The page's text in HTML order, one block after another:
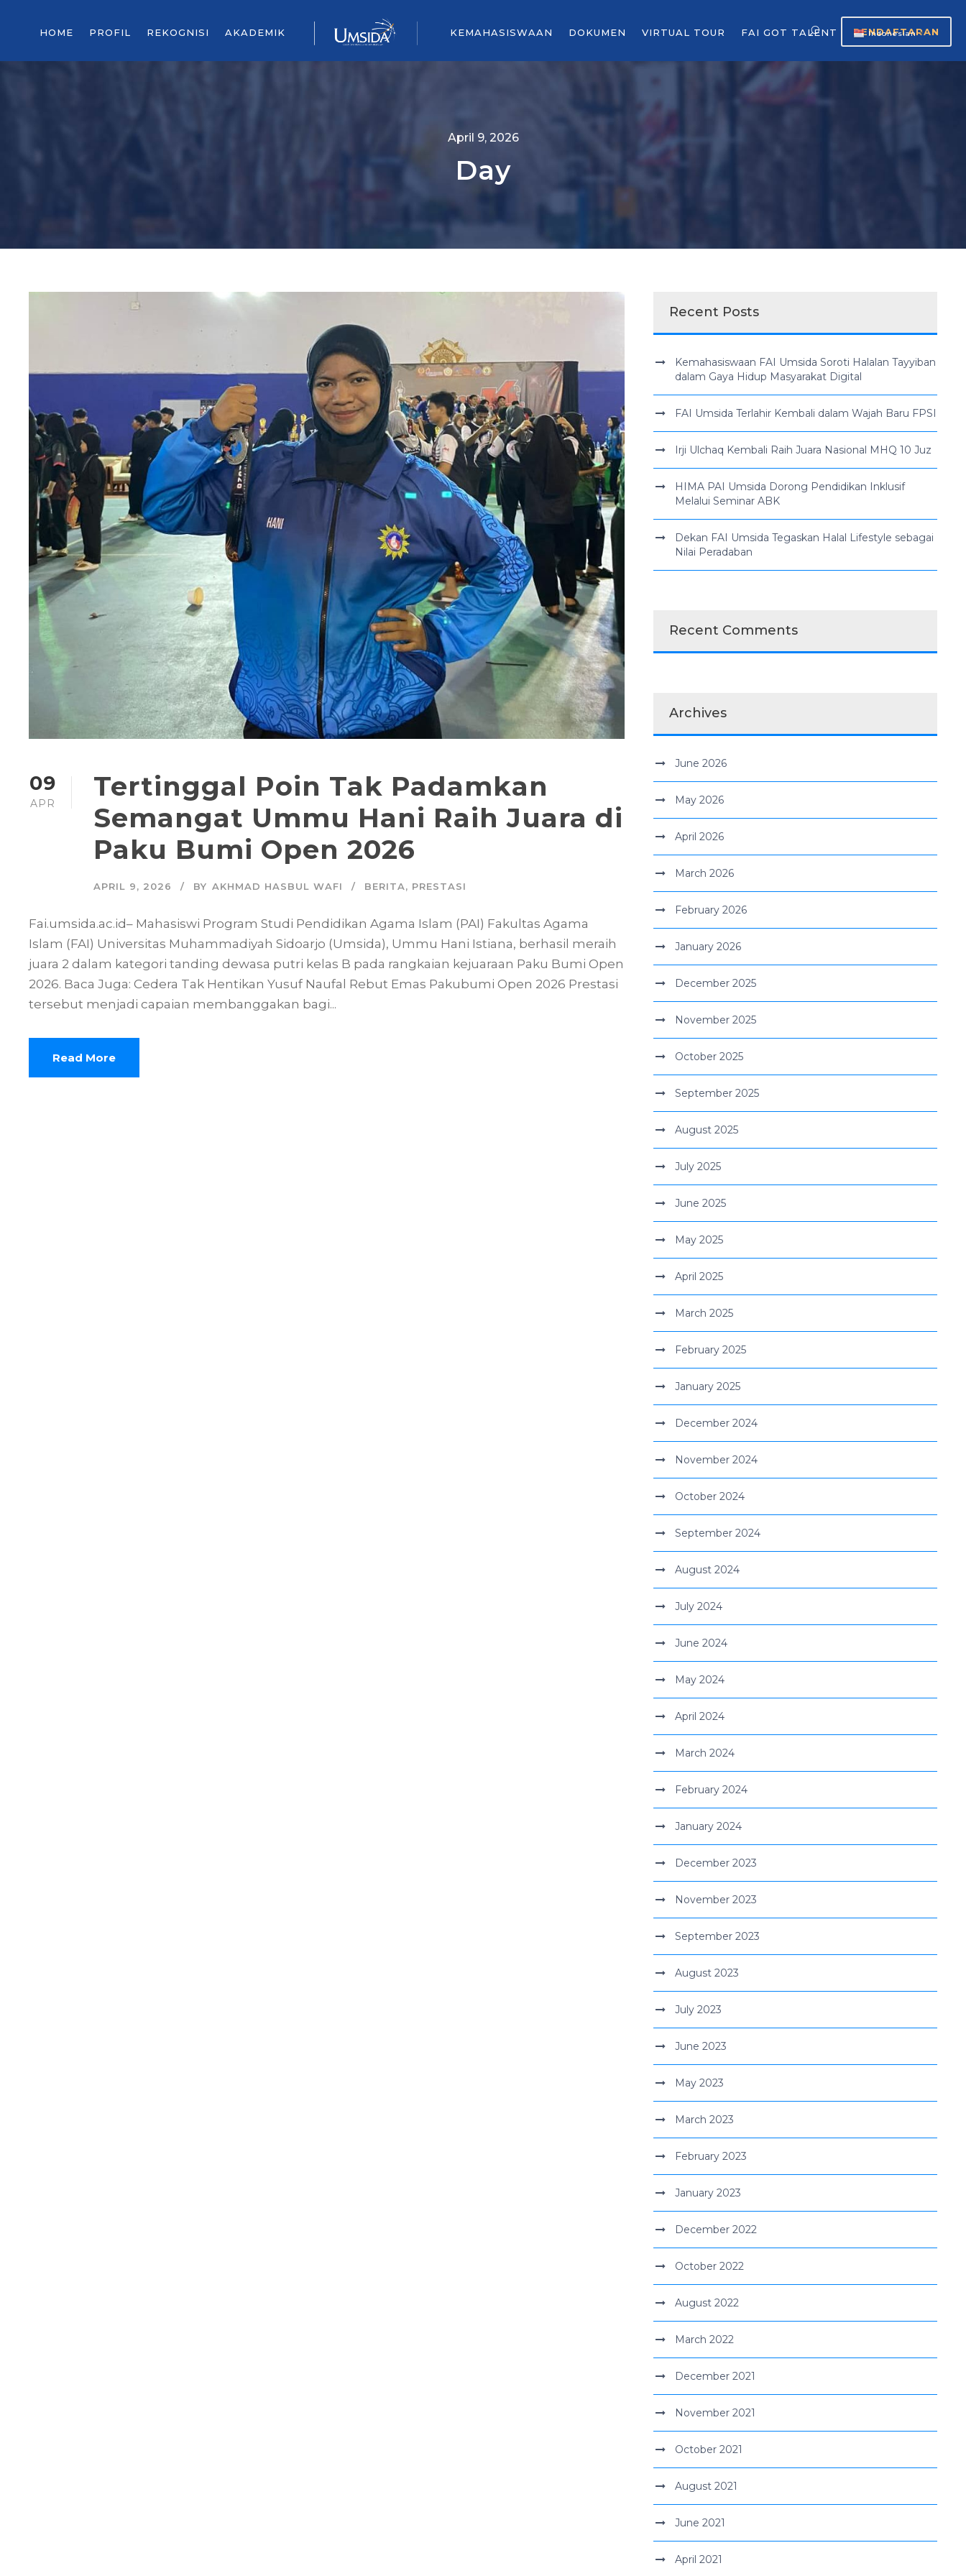
HOME PROFIL REKOGNISI AKADEMIK KEMAHASISWAAN DOKUMEN VIRTUAL TOUR FAI GOT TALENT Indonesian ▼
PENDAFTARAN
April 9, 2026
Day
09
APR
Tertinggal Poin Tak Padamkan
Semangat Ummu Hani Raih Juara di
Paku Bumi Open 2026
APRIL 9, 2026 BY AKHMAD HASBUL WAFI BERITA, PRESTASI
Fai.umsida.ac.id– Mahasiswi Program Studi Pendidikan Agama Islam (PAI) Fakultas Agama
Islam (FAI) Universitas Muhammadiyah Sidoarjo (Umsida), Ummu Hani Istiana, berhasil meraih
juara 2 dalam kategori tanding dewasa putri kelas B pada rangkaian kejuaraan Paku Bumi Open
2026. Baca Juga: Cedera Tak Hentikan Yusuf Naufal Rebut Emas Pakubumi Open 2026 Prestasi
tersebut menjadi capaian membanggakan bagi...
Read More
Recent Posts
Kemahasiswaan FAI Umsida Soroti Halalan Tayyiban
dalam Gaya Hidup Masyarakat Digital
FAI Umsida Terlahir Kembali dalam Wajah Baru FPSI
Irji Ulchaq Kembali Raih Juara Nasional MHQ 10 Juz
HIMA PAI Umsida Dorong Pendidikan Inklusif
Melalui Seminar ABK
Dekan FAI Umsida Tegaskan Halal Lifestyle sebagai
Nilai Peradaban
Recent Comments
Archives
June 2026
May 2026
April 2026
March 2026
February 2026
January 2026
December 2025
November 2025
October 2025
September 2025
August 2025
July 2025
June 2025
May 2025
April 2025
March 2025
February 2025
January 2025
December 2024
November 2024
October 2024
September 2024
August 2024
July 2024
June 2024
May 2024
April 2024
March 2024
February 2024
January 2024
December 2023
November 2023
September 2023
August 2023
July 2023
June 2023
May 2023
March 2023
February 2023
January 2023
December 2022
October 2022
August 2022
March 2022
December 2021
November 2021
October 2021
August 2021
June 2021
April 2021